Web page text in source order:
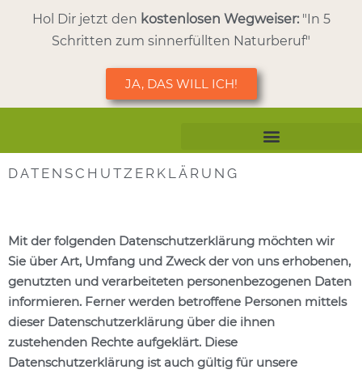
Hol Dir jetzt den kostenlosen Wegweiser:"In 5
Schritten zum sinnerfüllten Naturberuf"
JA, DAS WILL ICH!
DATENSCHUTZERKLÄRUNG
Mit der folgenden Datenschutzerklärung möchten wir
Sie über Art, Umfang und Zweck der von uns erhobenen,
genutzten und verarbeiteten personenbezogenen Daten
informieren. Ferner werden betroffene Personen mittels
dieser Datenschutzerklärung über die ihnen
zustehenden Rechte aufgeklärt. Diese
Datenschutzerklärung ist auch gültig für unsere